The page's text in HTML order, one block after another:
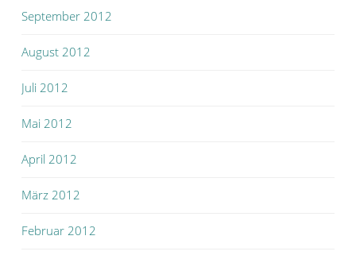
September 2012
August 2012
Juli 2012
Mai 2012
April 2012
März 2012
Februar 2012